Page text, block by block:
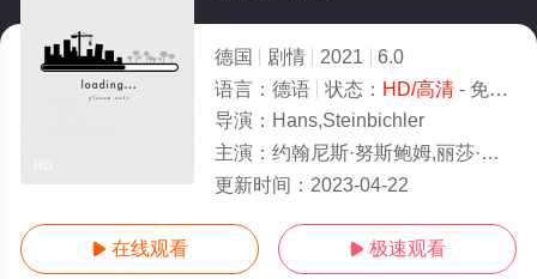
德国 剧情 2021
6.0
语言： 德语 状态： HD/高清- 免费在线观看
导演： Hans,Steinbichler
主演： 约翰尼斯·努斯鲍姆,丽莎·维卡里,詹妮特·海因,海纳·劳特尔巴赫,薇蕾娜·阿尔顿布格尔,伦
更新时间： 2023-04-22
 在线观看  极速观看